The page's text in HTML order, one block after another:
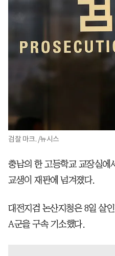
검찰 마크. /뉴시스
충남의 한 고등학교 교장실에
교생이 재판에 넘겨졌다.
대전지검 논산지청은 8일 살
A군을 구속 기소했다.